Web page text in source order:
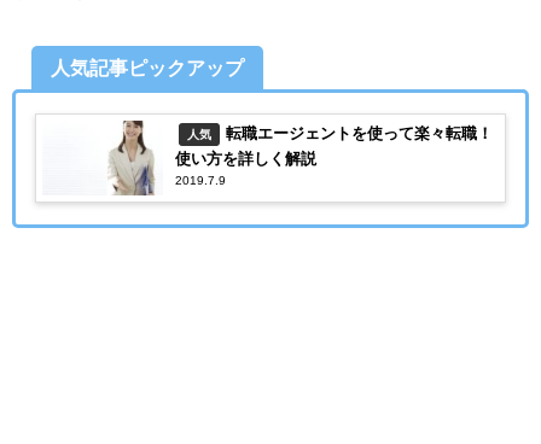
人気記事ピックアップ
人気
転職エージェントを使って楽々転職！
使い方を詳しく解説
2019.7.9